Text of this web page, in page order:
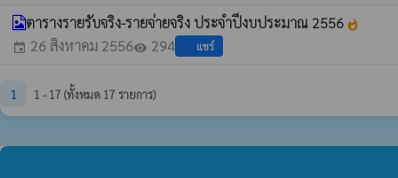
ตารางรายรับจริง-รายจ่ายจริง ประจำปีงบประมาณ 2556 whatshot
event 26 สิงหาคม 2556visibility 294 แชร์
1 1 - 17 (ทั้งหมด 17 รายการ)